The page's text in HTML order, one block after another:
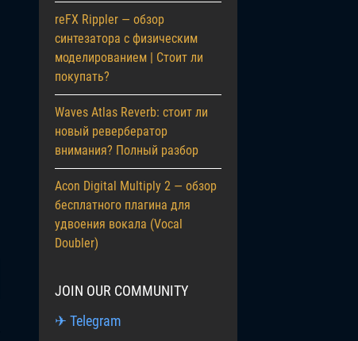
reFX Rippler — обзор
синтезатора с физическим
моделированием | Стоит ли
покупать?
Waves Atlas Reverb: стоит ли
новый ревербератор
внимания? Полный разбор
Acon Digital Multiply 2 — обзор
бесплатного плагина для
удвоения вокала (Vocal
Doubler)
JOIN OUR COMMUNITY
✈ Telegram